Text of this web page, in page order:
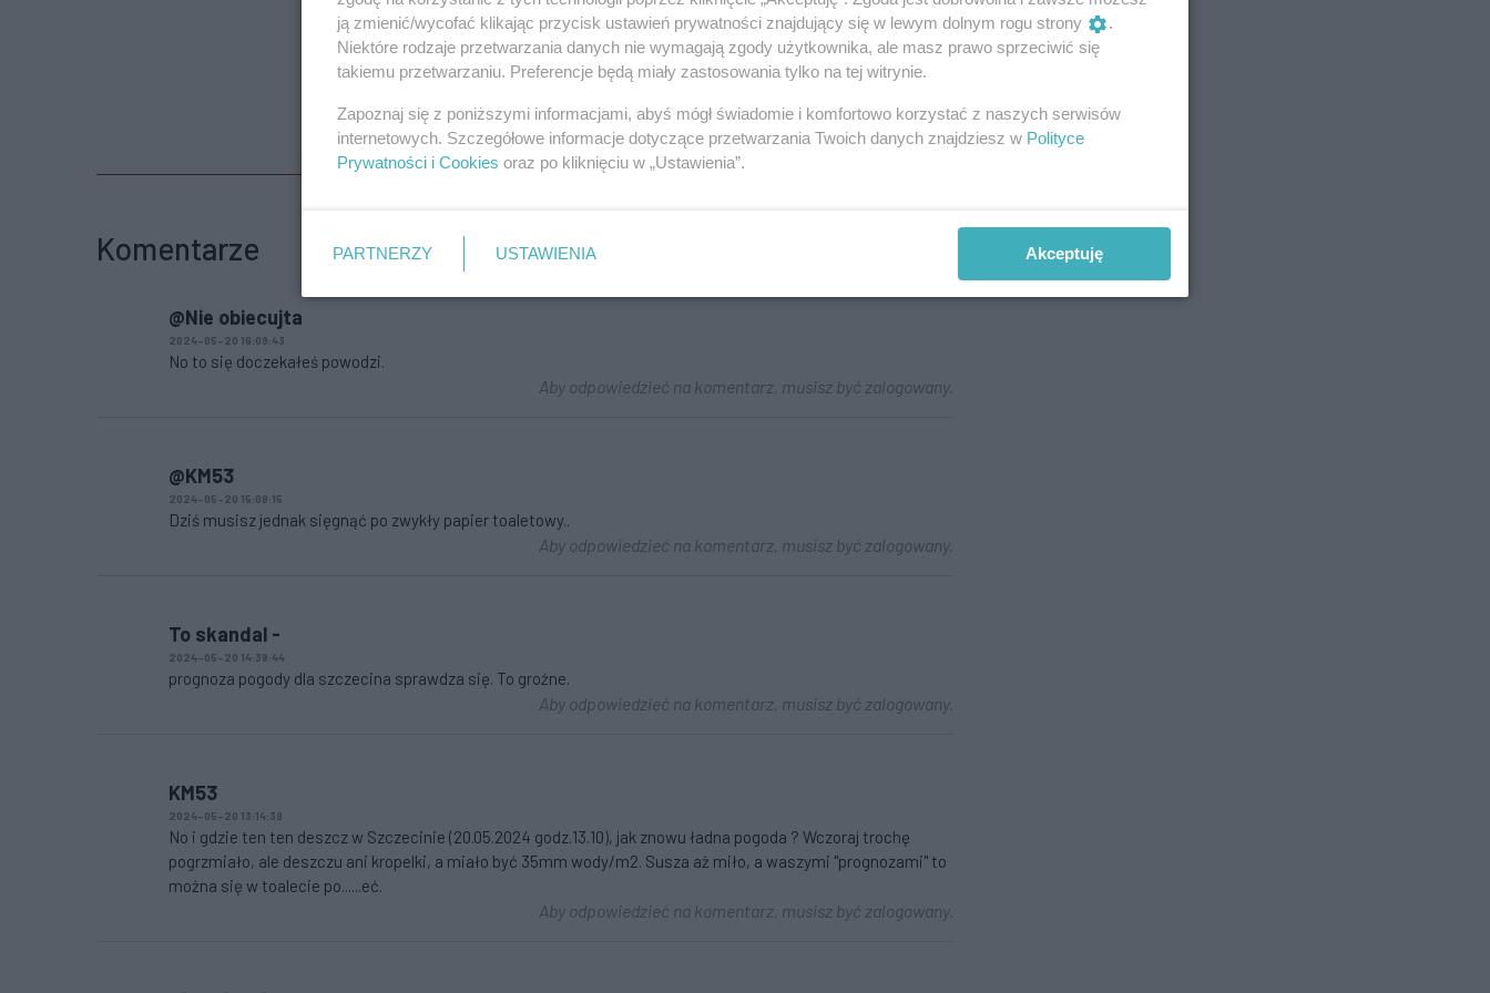
Komentarze
@Nie obiecujta
2024-05-20 16:09:43
No to się doczekałeś powodzi.
Aby odpowiedzieć na komentarz, musisz być zalogowany.
@KM53
2024-05-20 15:08:15
Dziś musisz jednak sięgnąć po zwykły papier toaletowy..
Aby odpowiedzieć na komentarz, musisz być zalogowany.
To skandal -
2024-05-20 14:38:44
prognoza pogody dla szczecina sprawdza się. To groźne.
Aby odpowiedzieć na komentarz, musisz być zalogowany.
KM53
2024-05-20 13:14:39
No i gdzie ten ten deszcz w Szczecinie (20.05.2024 godz.13.10), jak znowu ładna pogoda ? Wczoraj trochę
pogrzmiało, ale deszczu ani kropelki, a miało być 35mm wody/m2. Susza aż miło, a waszymi "prognozami" to
można się w toalecie po......eć.
Aby odpowiedzieć na komentarz, musisz być zalogowany.
ją zmienić/wycofać klikając przycisk ustawień prywatności znajdujący się w lewym dolnym rogu strony
.
Niektóre rodzaje przetwarzania danych nie wymagają zgody użytkownika, ale masz prawo sprzeciwić się
takiemu przetwarzaniu. Preferencje będą miały zastosowania tylko na tej witrynie.
Zapoznaj się z poniższymi informacjami, abyś mógł świadomie i komfortowo korzystać z naszych serwisów
internetowych. Szczegółowe informacje dotyczące przetwarzania Twoich danych znajdziesz w Polityce
Prywatności i Cookies oraz po kliknięciu w „Ustawienia”.
PARTNERZY USTAWIENIA Akceptuję